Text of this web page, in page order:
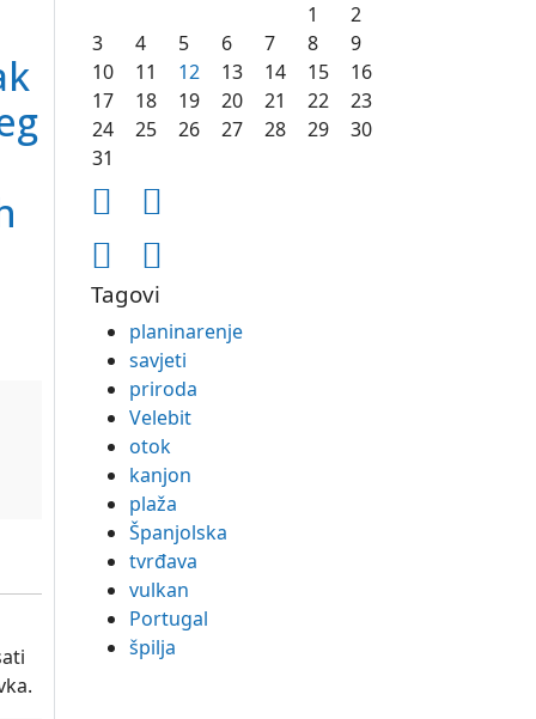
1
2
3
4 5 6 7 8
9
10
11 12 13 14 15
16
17
18 19 20 21 22
23
24
25 26 27 28 29
30
31
Tagovi
planinarenje
savjeti
priroda
Velebit
otok
kanjon
plaža
Španjolska
tvrđava
vulkan
Portugal
špilja